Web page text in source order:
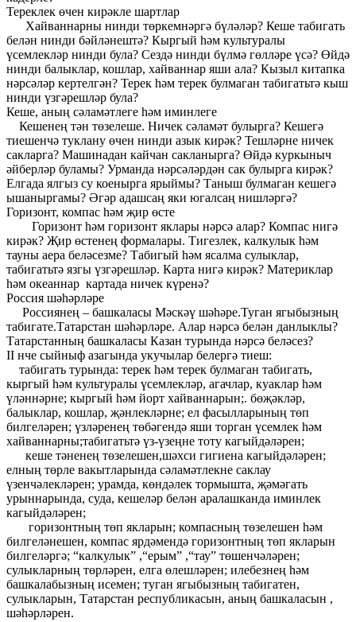
Тереклек өчен кирәкле шартлар
Хайваннарны нинди төркемнәргә бүләләр? Кеше табигать
белән нинди бәйләнештә? Кыргый һәм культуралы
үсемлекләр нинди була? Сездә нинди бүлмә гөлләре үсә? Өйдә
нинди балыклар, кошлар, хайваннар яши ала? Кызыл китапка
нәрсәләр кертелгән? Терек һәм терек булмаган табигатьтә кыш
нинди үзгәрешләр була?
Кеше, аның сәламәтлеге һәм иминлеге
Кешенең тән төзелеше. Ничек сәламәт булырга? Кешегә
тиешенчә туклану өчен нинди азык кирәк? Тешләрне ничек
сакларга? Машинадан кайчан сакланырга? Өйдә куркыныч
әйберләр буламы? Урманда нәрсәләрдән сак булырга кирәк?
Елгада ялгыз су коенырга ярыймы? Таныш булмаган кешегә
ышаныргамы? Әгәр адашсаң яки югалсаң нишләргә?
Горизонт, компас һәм җир өсте
Горизонт һәм горизонт яклары нәрсә алар? Компас нигә
кирәк? Җир өстенең формалары. Тигезлек, калкулык һәм
тауны аера беләсезме? Табигый һәм ясалма сулыклар,
табигатьтә язгы үзгәрешләр. Карта нигә кирәк? Материклар
һәм океаннар картада ничек күренә?
Россия шәһәрләре
Россиянең – башкаласы Мәскәү шәһәре.Туган ягыбызның
табигате.Татарстан шәһәрләре. Алар нәрсә белән данлыклы?
Татарстанның башкаласы Казан турында нәрсә беләсез?
II нче сыйныф азагында укучылар белергә тиеш:
табигать турында: терек һәм терек булмаган табигать,
кыргый һәм культуралы үсемлекләр, агачлар, куаклар һәм
үләннәрне; кыргый һәм йорт хайваннарын;. бөҗәкләр,
балыклар, кошлар, җәнлекләрне; ел фасылларының төп
билгеләрен; үзләренең төбәгендә яши торган үсемлек һәм
хайваннарны;табигатьтә үз-үзеңне тоту кагыйдәләрен;
кеше тәненең төзелешен,шәхси гигиена кагыйдәләрен;
елның төрле вакытларында сәламәтлекне саклау
үзенчәлекләрен; урамда, көндәлек тормышта, җәмәгать
урыннарында, суда, кешеләр белән аралашканда иминлек
кагыйдәләрен;
горизонтның төп якларын; компасның төзелешен һәм
билгеләнешен, компас ярдәмендә горизонтның төп якларын
билгеләргә; “калкулык” ,“ерым” ,“тау” төшенчәләрен;
сулыкларның төрләрен, елга өлешләрен; илебезнең һәм
башкалабызның исемен; туган ягыбызның табигатен,
сулыкларын, Татарстан республикасын, аның башкаласын ,
шәһәрләрен.